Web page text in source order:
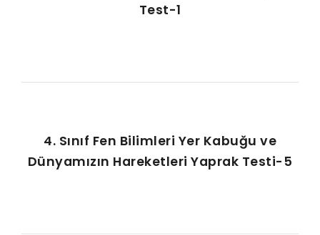
Test-1
4. Sınıf Fen Bilimleri Yer Kabuğu ve
Dünyamızın Hareketleri Yaprak Testi-5